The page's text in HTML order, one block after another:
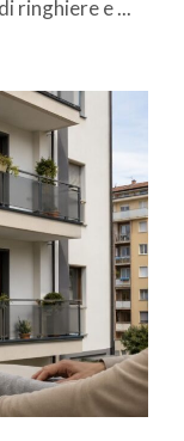
ringhiere e ...